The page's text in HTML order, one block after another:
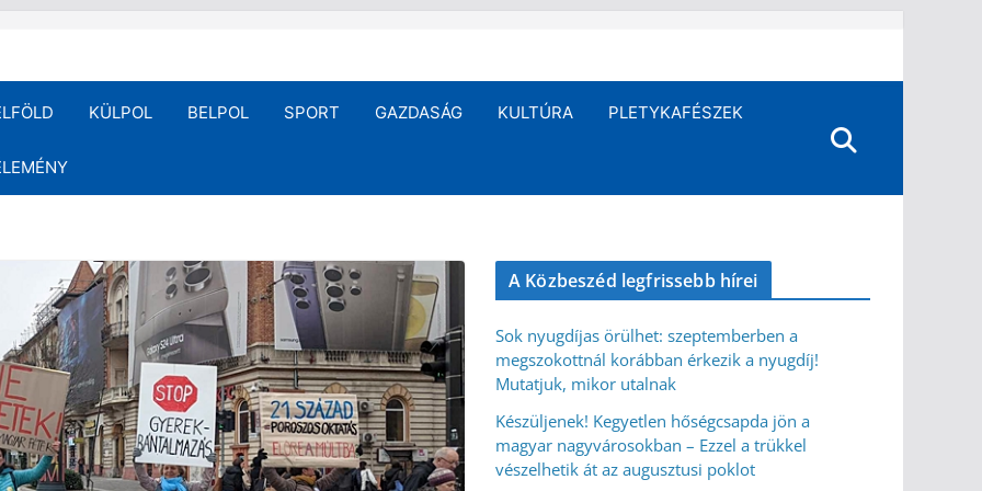
KÜLPOL BELPOL SPORT GAZDASÁG KULTÚRA PLETYKAFÉSZEK
A Közbeszéd legfrissebb hírei
Sok nyugdíjas örülhet: szeptemberben a
megszokottnál korábban érkezik a nyugdíj!
Mutatjuk, mikor utalnak
Készüljenek! Kegyetlen hőségcsapda jön a
magyar nagyvárosokban – Ezzel a trükkel
vészelhetik át az augusztusi poklot